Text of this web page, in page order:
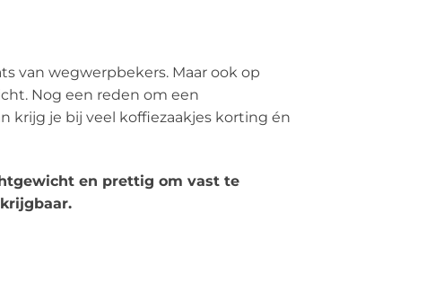
van wegwerpbekers. Maar ook op
Nog een reden om een
krijg je bij veel koffiezaakjes korting én
en prettig om vast te